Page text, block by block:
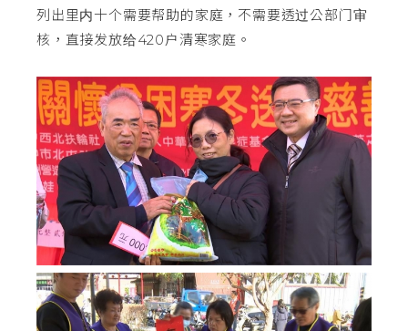
列出里内十个需要帮助的家庭，不需要透过公部门审
核，直接发放给420户清寒家庭。